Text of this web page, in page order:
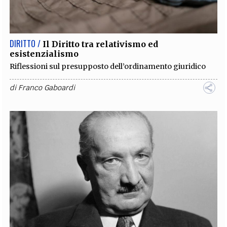
EXTRA
CODICI RUBRICHE PROCEEDINGS CONTATTI
SOCIAL MEDIA
DIRITTO / Il Diritto tra relativismo ed
esistenzialismo
Riflessioni sul presupposto dell’ordinamento giuridico
diFranco Gaboardi